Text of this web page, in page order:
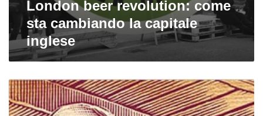
London beer revolution: come
sta cambiando la capitale
inglese
Ales
vs
Beers: